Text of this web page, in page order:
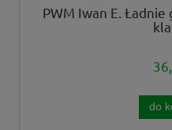
PWM Iwan E.
do